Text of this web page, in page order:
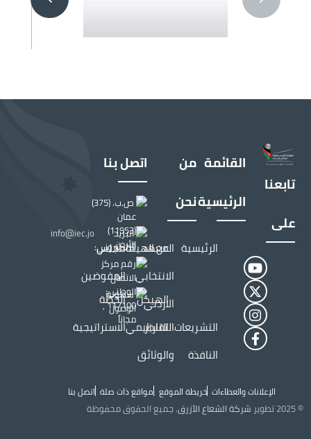
تابعنا
على
القائمة
الرئيسية
الرئيسية المعهد
الانتخابي
الاردني
التشريعات
النافذة
التقارير
والوثائق
من
نحن
عن الهيئةمجلس
المفوضين
الهيكل
التنظيمي
الخطة
الاستراتيجية
اتصل بنا
ص.ب. (375)
عمان
(11953)
الأردن
البريد
الالكتروني:
info@iec.jo
رقم مركز
الاتصال
الوطني:
117100 ,
مجاناً
سهولة
الوصول
Top Header menu
الإعلانات والعطاءات خريطة الموقع مواقع ذات صلة اتصل بنا
© 2025 تطوير شركة الشعاع الأزرق. جميع الحقوق محفوظة